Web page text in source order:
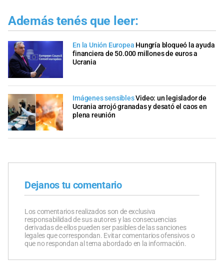
Además tenés que leer:
En la Unión Europea Hungría bloqueó la ayuda
financiera de 50.000 millones de euros a
Ucrania
Imágenes sensiblesVideo: un legislador de
Ucrania arrojó granadas y desató el caos en
plena reunión
Dejanos tu comentario
Los comentarios realizados son de exclusiva
responsabilidad de sus autores y las consecuencias
derivadas de ellos pueden ser pasibles de las sanciones
legales que correspondan. Evitar comentarios ofensivos o
que no respondan al tema abordado en la información.